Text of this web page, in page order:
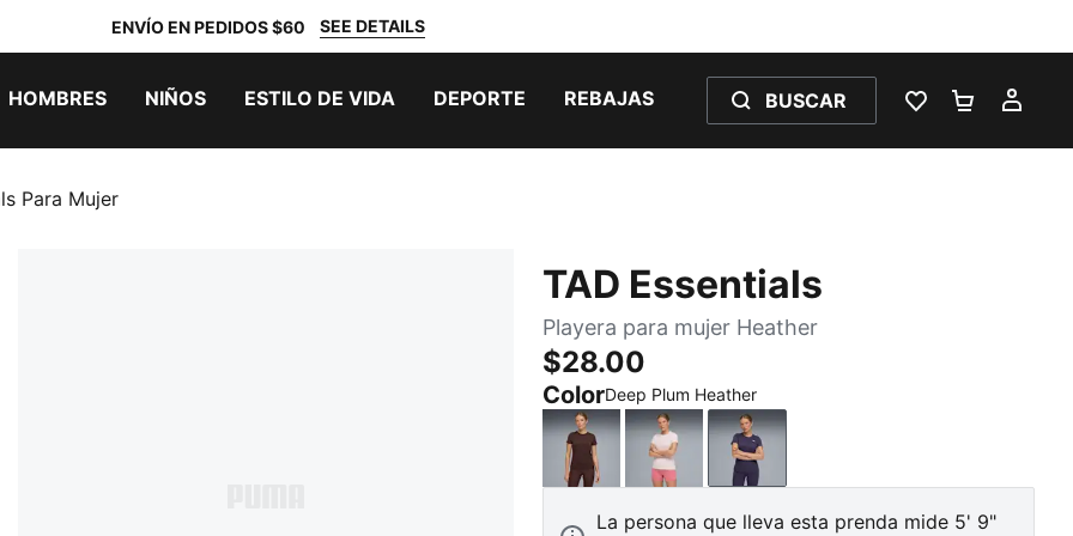
ENVÍO EN PEDIDOS $60 SEE DETAILS
HOMBRES NIÑOS ESTILO DE VIDA DEPORTE REBAJAS BUSCAR
LISTA DE
Para Mujer
TAD Essentials
Playera para mujer Heather
$28.00
ColorDeep Plum Heather
Chocolate BrownJasmine Flower Heather
Deep Plum Heather
La persona que lleva esta prenda mide 5' 9"